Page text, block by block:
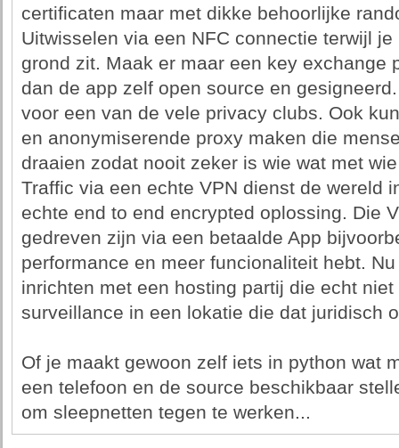
certificaten maar met dikke behoorlijke
Uitwisselen via een NFC connectie terwijl
grond zit. Maak er maar een key exchange
dan de app zelf open source en
voor een van de vele privacy clubs. Ook
en anonymiserende proxy maken die
draaien zodat nooit zeker is wie wat met
Traffic via een echte VPN dienst de wereld
echte end to end encrypted oplossing. Die
gedreven zijn via een betaalde App
performance en meer funcionaliteit hebt.
inrichten met een hosting partij die echt
surveillance in een lokatie die dat juridisch
Of je maakt gewoon zelf iets in python wat
een telefoon en de source beschikbaar
om sleepnetten tegen te werken...